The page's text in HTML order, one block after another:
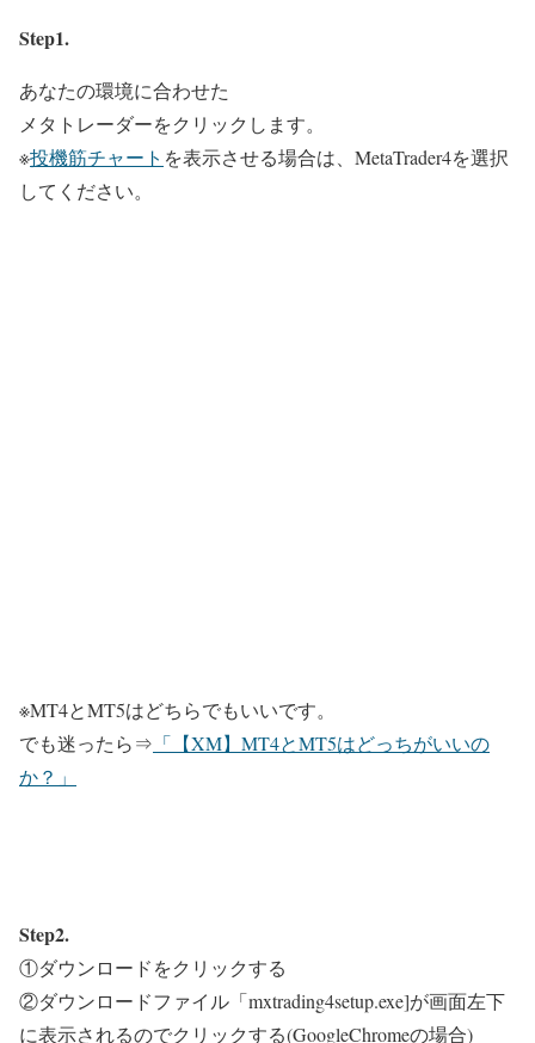
Step1.
あなたの環境に合わせた
メタトレーダーをクリックします。
※投機筋チャート を表示させる場合は、MetaTrader4を選択
してください。
※MT4とMT5はどちらでもいいです。
でも迷ったら⇒ 「【XM】MT4とMT5はどっちがいいの
か？」
Step2.
①ダウンロードをクリックする
②ダウンロードファイル「mxtrading4setup.exe]が画面左下
に表示されるのでクリックする(GoogleChromeの場合)